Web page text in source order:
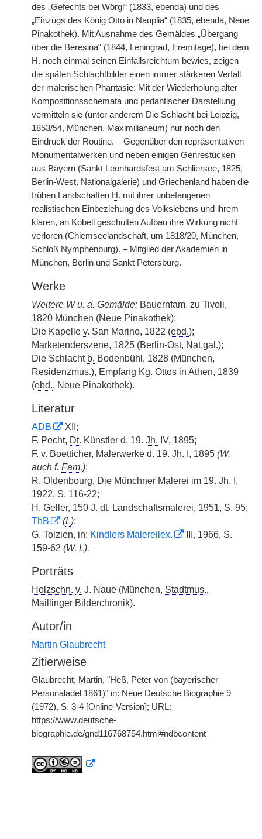
des „Gefechts bei Wörgl“ (1833, ebenda) und des
„Einzugs des König Otto in Nauplia“ (1835, ebenda, Neue
Pinakothek). Mit Ausnahme des Gemäldes „Übergang
über die Beresina“ (1844, Leningrad, Eremitage), bei dem
H. noch einmal seinen Einfallsreichtum bewies, zeigen
die späten Schlachtbilder einen immer stärkeren Verfall
der malerischen Phantasie: Mit der Wiederholung alter
Kompositionsschemata und pedantischer Darstellung
vermitteln sie (unter anderem Die Schlacht bei Leipzig,
1853/54, München, Maximilianeum) nur noch den
Eindruck der Routine. – Gegenüber den repräsentativen
Monumentalwerken und neben einigen Genrestücken
aus Bayern (Sankt Leonhardsfest am Schliersee, 1825,
Berlin-West, Nationalgalerie) und Griechenland haben die
frühen Landschaften H. mit ihrer unbefangenen
realistischen Einbeziehung des Volkslebens und ihrem
klaren, an Kobell geschulten Aufbau ihre Wirkung nicht
verloren (Chiemseelandschaft, um 1818/20, München,
Schloß Nymphenburg). – Mitglied der Akademien in
München, Berlin und Sankt Petersburg.
Werke
Weitere W u. a. Gemälde: Bauernfam. zu Tivoli,
1820 München (Neue Pinakothek);
Die Kapelle v. San Marino, 1822 (ebd.);
Marketenderszene, 1825 (Berlin-Ost, Nat.gal.);
Die Schlacht b. Bodenbühl, 1828 (München,
Residenzmus.), Empfang Kg. Ottos in Athen, 1839
(ebd., Neue Pinakothek).
Literatur
ADB
XII;
F. Pecht, Dt. Künstler d. 19. Jh. IV, 1895;
F. v. Boetticher, Malerwerke d. 19. Jh. I, 1895 (W,
auch f. Fam.);
R. Oldenbourg, Die Münchner Malerei im 19. Jh. I,
1922, S. 116-22;
H. Geller, 150 J. dt. Landschaftsmalerei, 1951, S. 95;
ThB
(L);
G. Tolzien, in: Kindlers Malereilex.
III, 1966, S.
159-62 (W, L).
Porträts
Holzschn. v. J. Naue (München, Stadtmus.,
Maillinger Bilderchronik).
Autor/in
Martin Glaubrecht
Zitierweise
Glaubrecht, Martin, "Heß, Peter von (bayerischer
Personaladel 1861)" in: Neue Deutsche Biographie 9
(1972), S. 3-4 [Online-Version]; URL:
https://www.deutsche-
biographie.de/gnd116768754.html#ndbcontent